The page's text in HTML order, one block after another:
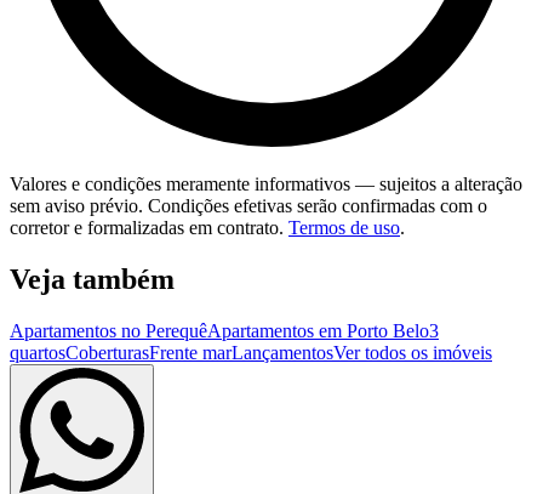
Valores e condições meramente informativos — sujeitos a alteração
sem aviso prévio. Condições efetivas serão confirmadas com o
corretor e formalizadas em contrato. Termos de uso.
Veja também
Apartamentos no PerequêApartamentos em Porto Belo3
quartosCoberturasFrente marLançamentosVer todos os imóveis